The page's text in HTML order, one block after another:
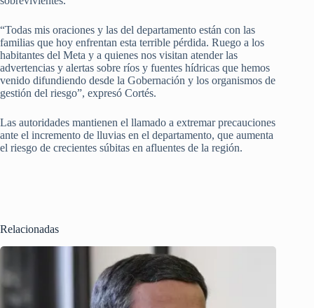
“Todas mis oraciones y las del departamento están con las
familias que hoy enfrentan esta terrible pérdida. Ruego a los
habitantes del Meta y a quienes nos visitan atender las
advertencias y alertas sobre ríos y fuentes hídricas que hemos
venido difundiendo desde la Gobernación y los organismos de
gestión del riesgo”, expresó Cortés.
Las autoridades mantienen el llamado a extremar precauciones
ante el incremento de lluvias en el departamento, que aumenta
el riesgo de crecientes súbitas en afluentes de la región.
Relacionadas